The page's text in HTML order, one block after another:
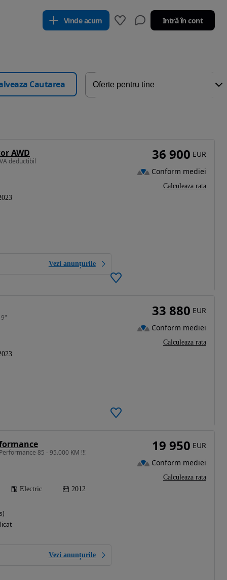
Vinde acum Intră în cont
Cautarea
AWD
deductibil
Vezi anunțurile
36 900 EUR
Conform mediei
Calculeaza rata
33 880 EUR
Conform mediei
Calculeaza rata
85 - 95.000 KM !!!
Electric 2012
Vezi anunțurile
19 950 EUR
Conform mediei
Calculeaza rata